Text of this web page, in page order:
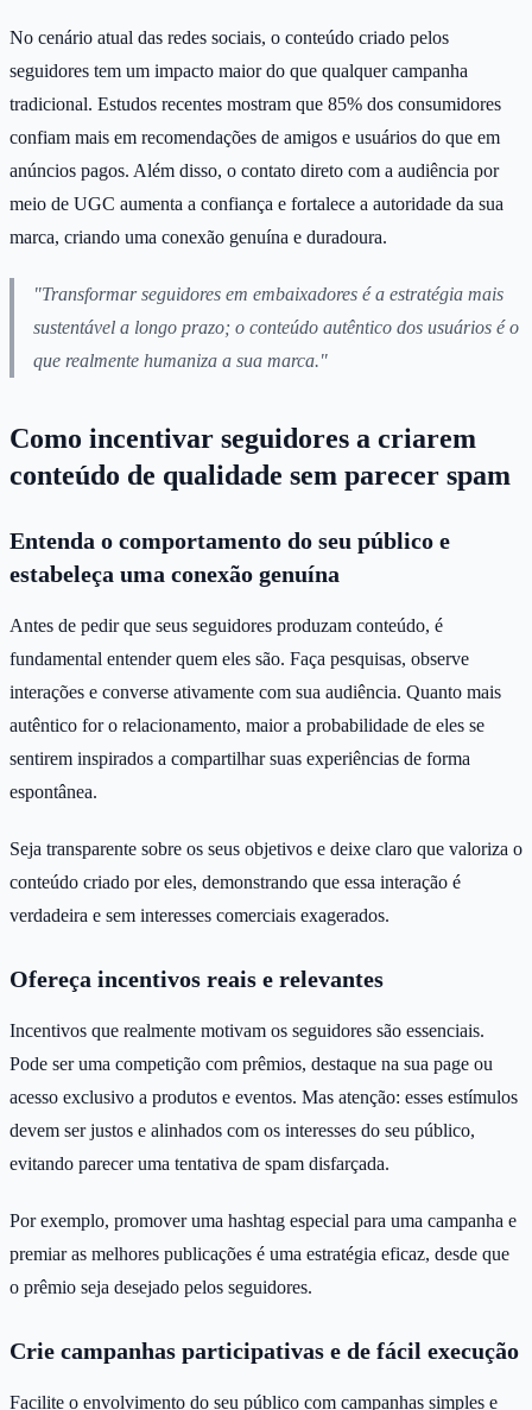
No cenário atual das redes sociais, o conteúdo criado pelos
seguidores tem um impacto maior do que qualquer campanha
tradicional. Estudos recentes mostram que 85% dos consumidores
confiam mais em recomendações de amigos e usuários do que em
anúncios pagos. Além disso, o contato direto com a audiência por
meio de UGC aumenta a confiança e fortalece a autoridade da sua
marca, criando uma conexão genuína e duradoura.
"Transformar seguidores em embaixadores é a estratégia mais
sustentável a longo prazo; o conteúdo autêntico dos usuários é o
que realmente humaniza a sua marca."
Como incentivar seguidores a criarem
conteúdo de qualidade sem parecer spam
Entenda o comportamento do seu público e
estabeleça uma conexão genuína
Antes de pedir que seus seguidores produzam conteúdo, é
fundamental entender quem eles são. Faça pesquisas, observe
interações e converse ativamente com sua audiência. Quanto mais
autêntico for o relacionamento, maior a probabilidade de eles se
sentirem inspirados a compartilhar suas experiências de forma
espontânea.
Seja transparente sobre os seus objetivos e deixe claro que valoriza o
conteúdo criado por eles, demonstrando que essa interação é
verdadeira e sem interesses comerciais exagerados.
Ofereça incentivos reais e relevantes
Incentivos que realmente motivam os seguidores são essenciais.
Pode ser uma competição com prêmios, destaque na sua page ou
acesso exclusivo a produtos e eventos. Mas atenção: esses estímulos
devem ser justos e alinhados com os interesses do seu público,
evitando parecer uma tentativa de spam disfarçada.
Por exemplo, promover uma hashtag especial para uma campanha e
premiar as melhores publicações é uma estratégia eficaz, desde que
o prêmio seja desejado pelos seguidores.
Crie campanhas participativas e de fácil execução
Facilite o envolvimento do seu público com campanhas simples e